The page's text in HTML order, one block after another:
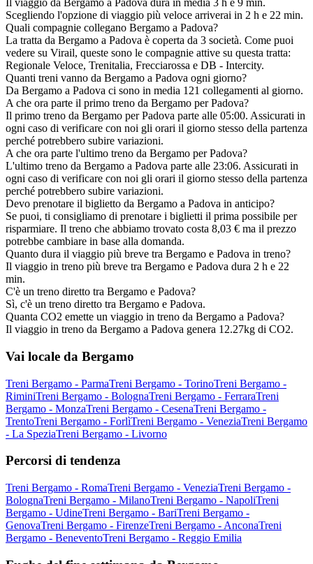
Il viaggio da Bergamo a Padova dura in media 3 h e 9 min.
Scegliendo l'opzione di viaggio più veloce arriverai in 2 h e 22 min.
Quali compagnie collegano Bergamo a Padova?
La tratta da Bergamo a Padova è coperta da 3 società. Come puoi
vedere su Virail, queste sono le compagnie attive su questa tratta:
Regionale Veloce, Trenitalia, Frecciarossa e DB - Intercity.
Quanti treni vanno da Bergamo a Padova ogni giorno?
Da Bergamo a Padova ci sono in media 121 collegamenti al giorno.
A che ora parte il primo treno da Bergamo per Padova?
Il primo treno da Bergamo per Padova parte alle 05:00. Assicurati in
ogni caso di verificare con noi gli orari il giorno stesso della partenza
perché potrebbero subire variazioni.
A che ora parte l'ultimo treno da Bergamo per Padova?
L'ultimo treno da Bergamo a Padova parte alle 23:06. Assicurati in
ogni caso di verificare con noi gli orari il giorno stesso della partenza
perché potrebbero subire variazioni.
Devo prenotare il biglietto da Bergamo a Padova in anticipo?
Se puoi, ti consigliamo di prenotare i biglietti il prima possibile per
risparmiare. Il treno che abbiamo trovato costa 8,03 € ma il prezzo
potrebbe cambiare in base alla domanda.
Quanto dura il viaggio più breve tra Bergamo e Padova in treno?
Il viaggio in treno più breve tra Bergamo e Padova dura 2 h e 22
min.
C'è un treno diretto tra Bergamo e Padova?
Sì, c'è un treno diretto tra Bergamo e Padova.
Quanta CO2 emette un viaggio in treno da Bergamo a Padova?
Il viaggio in treno da Bergamo a Padova genera 12.27kg di CO2.
Vai locale da Bergamo
Treni Bergamo - ParmaTreni Bergamo - TorinoTreni Bergamo -
RiminiTreni Bergamo - BolognaTreni Bergamo - FerraraTreni
Bergamo - MonzaTreni Bergamo - CesenaTreni Bergamo -
TrentoTreni Bergamo - ForlìTreni Bergamo - VeneziaTreni Bergamo
- La SpeziaTreni Bergamo - Livorno
Percorsi di tendenza
Treni Bergamo - RomaTreni Bergamo - VeneziaTreni Bergamo -
BolognaTreni Bergamo - MilanoTreni Bergamo - NapoliTreni
Bergamo - UdineTreni Bergamo - BariTreni Bergamo -
GenovaTreni Bergamo - FirenzeTreni Bergamo - AnconaTreni
Bergamo - BeneventoTreni Bergamo - Reggio Emilia